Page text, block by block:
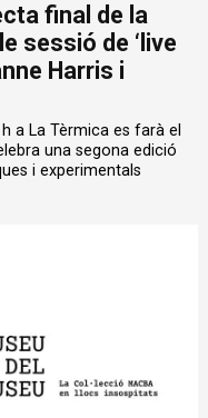
final de la
sessió de ‘live
Harris i
a La Tèrmica es farà el
una segona edició
i experimentals